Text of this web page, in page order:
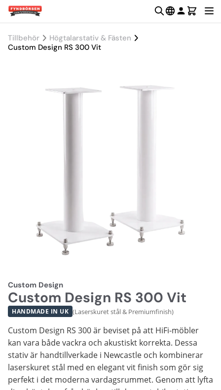
Tillbehör
Högtalarstativ & Fästen
Custom Design RS 300 Vit
Custom Design
Custom Design RS 300 Vit
HANDMADE IN UK (Laserskuret stål & Premiumfinish)
Custom Design RS 300 är beviset på att HiFi-möbler
kan vara både vackra och akustiskt korrekta. Dessa
stativ är handtillverkade i Newcastle och kombinerar
laserskuret stål med en elegant vit finish som gör sig
perfekt i det moderna vardagsrummet. Genom att lyfta